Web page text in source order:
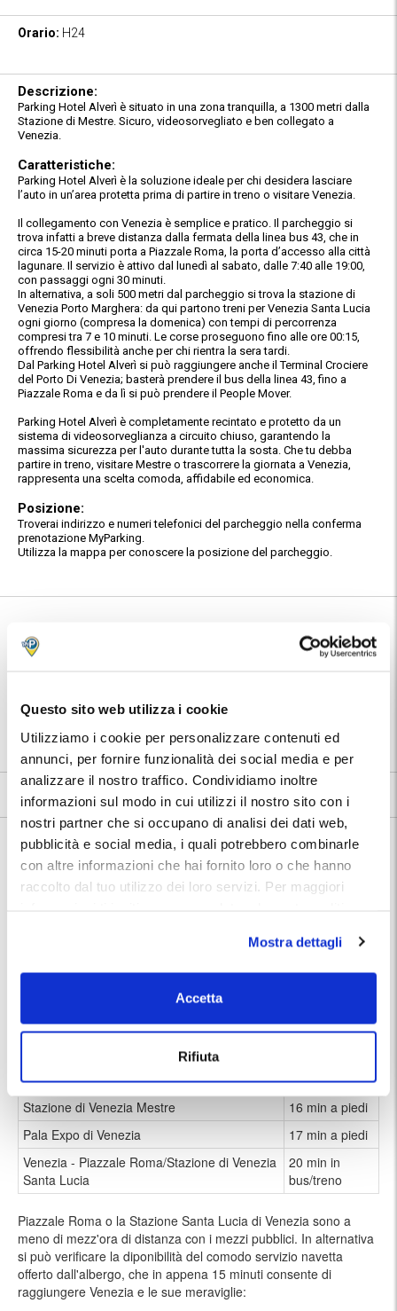
Questo sito web utilizza i cookie
Utilizziamo i cookie per personalizzare contenuti ed
annunci, per fornire funzionalità dei social media e per
analizzare il nostro traffico. Condividiamo inoltre
informazioni sul modo in cui utilizzi il nostro sito con i
nostri partner che si occupano di analisi dei dati web,
pubblicità e social media, i quali potrebbero combinarle
con altre informazioni che hai fornito loro o che hanno
raccolto dal tuo utilizzo dei loro servizi. Per maggiori
Mostra dettagli
Accetta
Rifiuta
Orario: H24
Descrizione:
Parking Hotel Alverì è situato in una zona tranquilla, a 1300 metri dalla
Stazione di Mestre. Sicuro, videosorvegliato e ben collegato a
Venezia.
Caratteristiche:
Parking Hotel Alverì è la soluzione ideale per chi desidera lasciare
l’auto in un’area protetta prima di partire in treno o visitare Venezia.
Il collegamento con Venezia è semplice e pratico. Il parcheggio si
trova infatti a breve distanza dalla fermata della linea bus 43, che in
circa 15-20 minuti porta a Piazzale Roma, la porta d’accesso alla città
lagunare. Il servizio è attivo dal lunedì al sabato, dalle 7:40 alle 19:00,
con passaggi ogni 30 minuti.
In alternativa, a soli 500 metri dal parcheggio si trova la stazione di
Venezia Porto Marghera: da qui partono treni per Venezia Santa Lucia
ogni giorno (compresa la domenica) con tempi di percorrenza
compresi tra 7 e 10 minuti. Le corse proseguono fino alle ore 00:15,
offrendo flessibilità anche per chi rientra la sera tardi.
Dal Parking Hotel Alverì si può raggiungere anche il Terminal Crociere
del Porto Di Venezia; basterà prendere il bus della linea 43, fino a
Piazzale Roma e da lì si può prendere il People Mover.
Parking Hotel Alverì è completamente recintato e protetto da un
sistema di videosorveglianza a circuito chiuso, garantendo la
massima sicurezza per l'auto durante tutta la sosta. Che tu debba
partire in treno, visitare Mestre o trascorrere la giornata a Venezia,
rappresenta una scelta comoda, affidabile ed economica.
Posizione:
Troverai indirizzo e numeri telefonici del parcheggio nella conferma
prenotazione MyParking.
Utilizza la mappa per conoscere la posizione del parcheggio.
📍 Destinazioni servite:
Venezia Mestre|Porto di Venezia
9.6 112 recensioniVedi tutte
Nelle vicinanze:
Parking Hotel Alverì è a poco più di 1 km di distanza dalla Stazione di
Mestre e a soli 600 mt dalla Stazione di Venezia Porto Marghera.
Il Campus Scientifico dell'Università Ca' Foscari e il Parco Scientifico -
raggiungibile a piedi dal parcheggio dell'albergo.
Stazione di Venezia Porto Marghera
Campus Scientifico Università Ca' Foscari
8 min a piedi
VEGA Parco Scientifico -Tecnologico
14 min a piedi
Stazione di Venezia Mestre
16 min a piedi
Pala Expo di Venezia
17 min a piedi
Venezia - Piazzale Roma/Stazione di Venezia
Santa Lucia
20 min in
bus/treno
Piazzale Roma o la Stazione Santa Lucia di Venezia sono a
meno di mezz'ora di distanza con i mezzi pubblici. In alternativa
si può verificare la diponibilità del comodo servizio navetta
offerto dall'albergo, che in appena 15 minuti consente di
raggiungere Venezia e le sue meraviglie: